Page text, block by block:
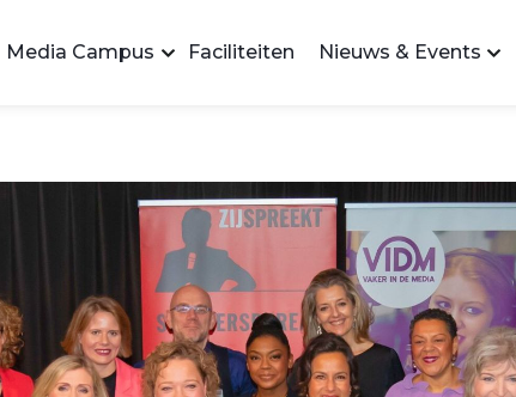
Media Campus Faciliteiten Nieuws & Events